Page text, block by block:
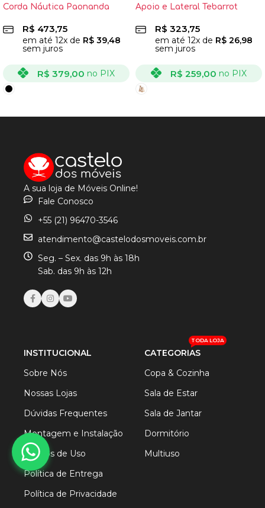
Corda Náutica Paonanda
R$ 473,75
em até 12x de R$ 39,48
sem juros
R$ 379,00 no PIX
Apoio e Lateral Tebarrot
R$ 323,75
em até 12x de R$ 26,98
sem juros
R$ 259,00 no PIX
A sua loja de Móveis Online!
Fale Conosco
+55 (21) 96470-3546
atendimento@castelodosmoveis.com.br
Seg. – Sex. das 9h às 18h
Sab. das 9h às 12h
INSTITUCIONAL
Sobre Nós
Nossas Lojas
Dúvidas Frequentes
Montagem e Instalação
Termos de Uso
Política de Entrega
Política de Privacidade
CATEGORIAS
TODA LOJA
Copa & Cozinha
Sala de Estar
Sala de Jantar
Dormitório
Multiuso